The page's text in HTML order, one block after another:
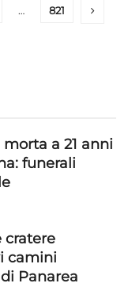
… 821
a 21 anni
funerali
cratere
camini
Panarea